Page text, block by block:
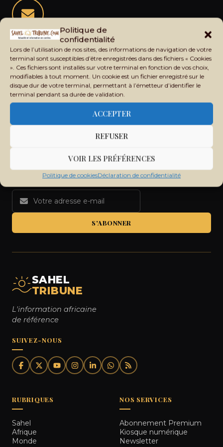
Politique de
confidentialité
Lors de l’utilisation de nos sites, des informations de navigation de votre
terminal sont susceptibles d’être enregistrées dans des fichiers « Cookies
». Ces fichiers sont installés sur votre terminal en fonction de vos choix,
modifiables à tout moment. Un cookie est un fichier enregistré sur le
disque dur de votre terminal, permettant à l’émetteur d’identifier le
terminal pendant sa durée de validation.
ACCEPTER
REFUSER
VOIR LES PRÉFÉRENCES
Politique de cookiesDéclaration de confidentialité
Restez informé de l'actualité du Sahel
Recevez chaque jour les principales informations du Mali,
du Sahel, de l'Afrique et du monde dans votre boîte mail.
S'ABONNER
SAHEL
TRIBUNE
L'information africaine
de référence
SUIVEZ-NOUS
RUBRIQUES
Sahel
Afrique
Monde
NOS SERVICES
Abonnement Premium
Kiosque numérique
Newsletter